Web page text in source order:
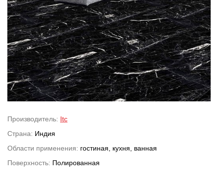
Производитель: Itc
Страна: Индия
Области применения: гостиная, кухня, ванная
Поверхность: Полированная